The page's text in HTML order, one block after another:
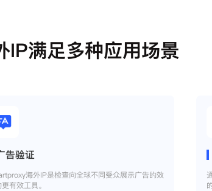
IP满足多种应用场景
告验证
海外IP是检查向全球不同受众展示广告的效
有效工具。